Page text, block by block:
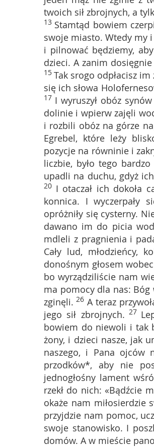
twoich sił zbrojnych, a
13 Stamtąd bowiem
swoje miasto. Wtedy my
i pilnować będziemy,
dzieci. A zanim
15Tak srogo odpłacisz
się ich słowa
17 I wyruszył obóz
dolinie i wpierw zajęli
i rozbili obóz na górze
Egrebel, które leży
pozycje na równinie i
liczbie, było tego
upadli na duchu, gdyż
20 I otaczał ich dokoła
konnica. I wyczerpały
opróżniły się cysterny.
dawano im do picia
mdleli z pragnienia i
Cały lud, młodzieńcy,
donośnym głosem
bo wyrządziliście nam
ma pomocy dla nas: Bóg
zginęli. 26 A teraz
jego sił zbrojnych. 27
bowiem do niewoli i tak
żony, i dzieci nasze, jak
naszego, i Pana ojców
przodków*, aby nie
jednogłośny lament
rzekł do nich: «Bądźcie
okaże nam miłosierdzie
przyjdzie nam pomoc,
swoje stanowisko. I
domów. A w mieście